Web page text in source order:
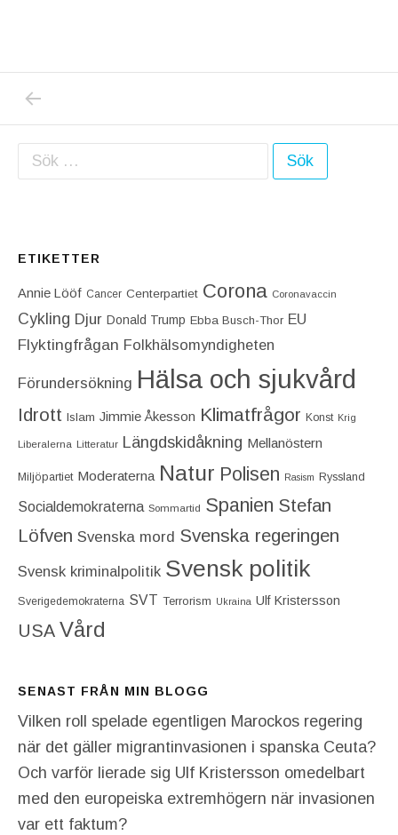
Inläggsnavigering
Sök efter:
ETIKETTER
Annie Lööf Cancer Centerpartiet‎ Corona Coronavaccin
Cykling Djur Donald Trump Ebba Busch-Thor EU
Flyktingfrågan Folkhälsomyndigheten
Förundersökning Hälsa och sjukvård
Idrott Islam Jimmie Åkesson Klimatfrågor Konst Krig
Liberalerna Litteratur Längdskidåkning Mellanöstern
Miljöpartiet Moderaterna Natur Polisen Rasism Ryssland
Socialdemokraterna Sommartid Spanien Stefan
Löfven Svenska mord Svenska regeringen
Svensk kriminalpolitik Svensk politik
Sverigedemokraterna SVT Terrorism Ukraina Ulf Kristersson
USA Vård
SENAST FRÅN MIN BLOGG
Vilken roll spelade egentligen Marockos regering
när det gäller migrantinvasionen i spanska Ceuta?
Och varför lierade sig Ulf Kristersson omedelbart
med den europeiska extremhögern när invasionen
var ett faktum?